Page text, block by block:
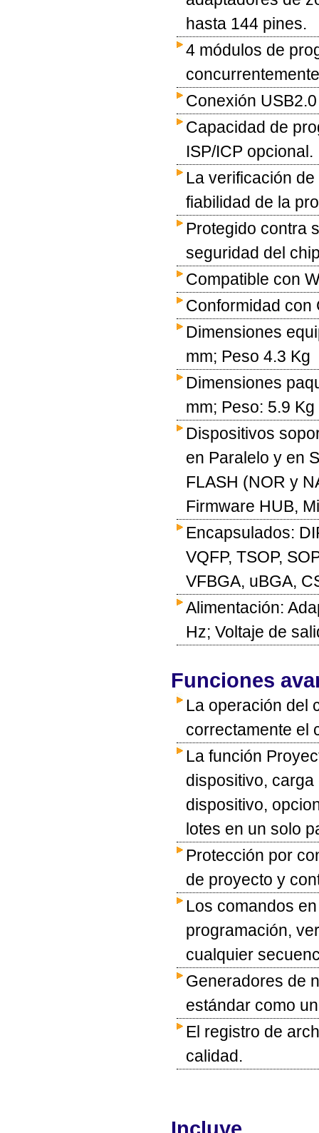
hasta 144 pines.
4 módulos de
Conexión
Capacidad de
ISP/ICP opcional.
La verificación
fiabilidad de la
Protegido contra
seguridad del
Compatible con
Conformidad con
Dimensiones
mm; Peso 4.3 Kg
Dimensiones
mm; Peso: 5.9 Kg
Dispositivos
en Paralelo y en
FLASH (NOR y
Firmware HUB,
Encapsulados:
VQFP, TSOP,
VFBGA, uBGA,
Alimentación:
Hz; Voltaje de
Funciones
La operación del
correctamente el
La función
dispositivo,
dispositivo,
lotes en un solo
Protección por
de proyecto y
Los comandos
programación,
cualquier
Generadores de
estándar como
El registro de
calidad.